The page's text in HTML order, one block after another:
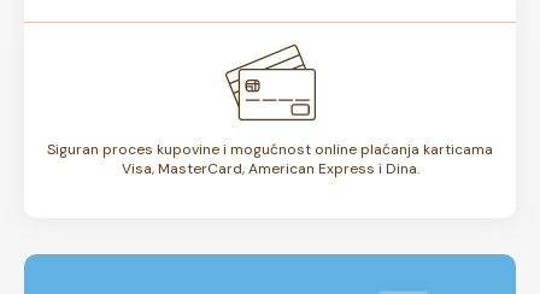
Siguran proces kupovine i mogućnost online plaćanja karticama
Visa, MasterCard, American Express i Dina.